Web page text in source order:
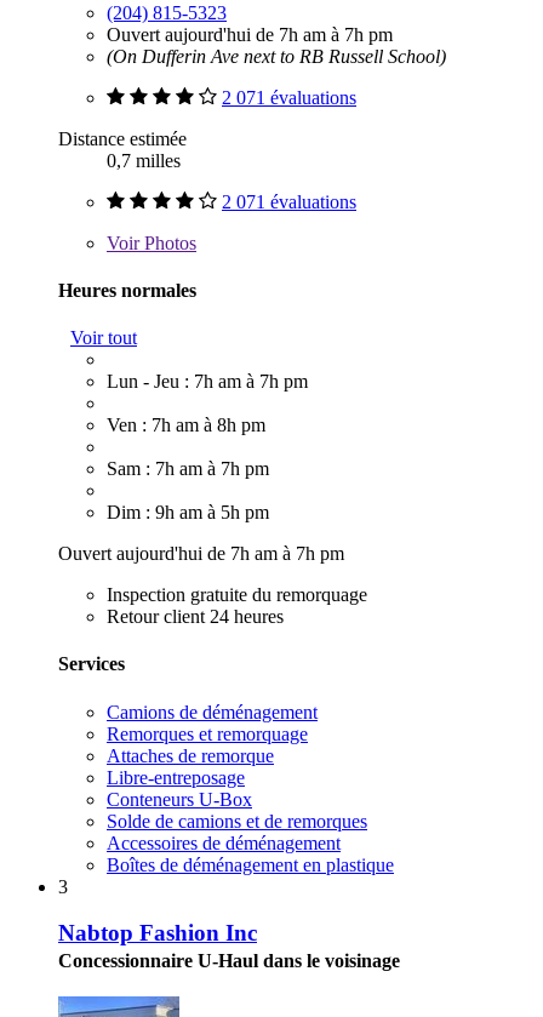
(204) 815-5323
Ouvert aujourd'hui de 7h am à 7h pm
(On Dufferin Ave next to RB Russell School)
2 071 évaluations
Distance estimée
0,7 milles
2 071 évaluations
VoirPhotos
Heures normales
Voir tout
Lun - Jeu : 7h am à 7h pm
Ven : 7h am à 8h pm
Sam : 7h am à 7h pm
Dim : 9h am à 5h pm
Ouvert aujourd'hui de 7h am à 7h pm
Inspection gratuite du remorquage
Retour client 24 heures
Services
Camions de déménagement
Remorques et remorquage
Attaches de remorque
Libre-entreposage
Conteneurs U-Box
Solde de camions et de remorques
Accessoires de déménagement
Boîtes de déménagement en plastique
3
Nabtop Fashion Inc
Concessionnaire U-Haul dans le voisinage